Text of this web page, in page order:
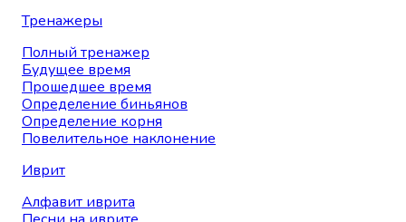
Тренажеры
Полный тренажер
Будущее время
Прошедшее время
Определение биньянов
Определение корня
Повелительное наклонение
Иврит
Алфавит иврита